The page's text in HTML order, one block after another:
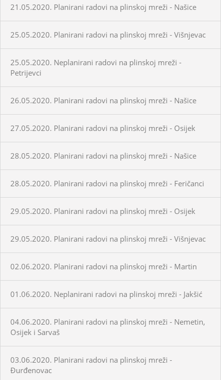
21.05.2020. Planirani radovi na plinskoj mreži - Našice
25.05.2020. Planirani radovi na plinskoj mreži - Višnjevac
25.05.2020. Neplanirani radovi na plinskoj mreži -
Petrijevci
26.05.2020. Planirani radovi na plinskoj mreži - Našice
27.05.2020. Planirani radovi na plinskoj mreži - Osijek
28.05.2020. Planirani radovi na plinskoj mreži - Našice
28.05.2020. Planirani radovi na plinskoj mreži - Feričanci
29.05.2020. Planirani radovi na plinskoj mreži - Osijek
29.05.2020. Planirani radovi na plinskoj mreži - Višnjevac
02.06.2020. Planirani radovi na plinskoj mreži - Martin
01.06.2020. Neplanirani radovi na plinskoj mreži - Jakšić
04.06.2020. Planirani radovi na plinskoj mreži - Nemetin,
Osijek i Sarvaš
03.06.2020. Planirani radovi na plinskoj mreži -
Đurđenovac